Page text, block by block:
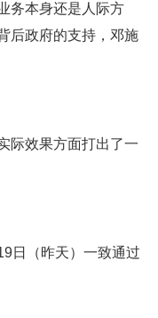
务本身还是人际方
后政府的支持，邓施
际效果方面打出了一
日（昨天）一致通过